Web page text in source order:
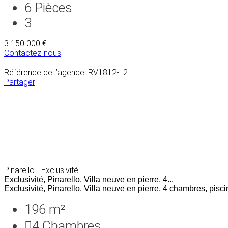
6 Pièces
3
3 150 000 €
Contactez-nous
Référence de l’agence: RV1812-L2
Partager
Pinarello - Exclusivité
Exclusivité, Pinarello, Villa neuve en pierre, 4...
Exclusivité, Pinarello, Villa neuve en pierre, 4 chambres,
196 m²